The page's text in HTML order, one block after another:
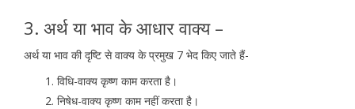
3. अर्थ या भाव के आधार वाक्य –
अर्थ या भाव की दृष्टि से वाक्य के प्रमुख 7 भेद किए जाते हैं-
विधि-वाक्य कृष्ण काम करता है।
निषेध-वाक्य कृष्ण काम नहीं करता है।